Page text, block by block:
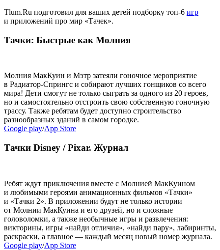
Tlum.Ru подготовил для ваших детей подборку топ-6 игр
и приложений про мир «Тачек».
Тачки: Быстрые как Молния
Молния МакКуин и Мэтр затеяли гоночное мероприятие
в Радиатор-Спрингс и собирают лучших гонщиков со всего
мира! Дети смогут не только сыграть за одного из 20 героев,
но и самостоятельно отстроить свою собственную гоночную
трассу. Также ребятам будет доступно строительство
разнообразных зданий в самом городке.
Google play/App Store
Тачки Disney / Pixar. Журнал
Ребят ждут приключения вместе с Молнией МакКуином
и любимыми героями анимационных фильмов «Тачки»
и «Тачки 2». В приложении будут не только истории
от Молнии МакКуина и его друзей, но и сложные
головоломки, а также необычные игры и развлечения:
викторины, игры «найди отличия», «найди пару», лабиринты,
раскраски, а главное — каждый месяц новый номер журнала.
Google play/App Store